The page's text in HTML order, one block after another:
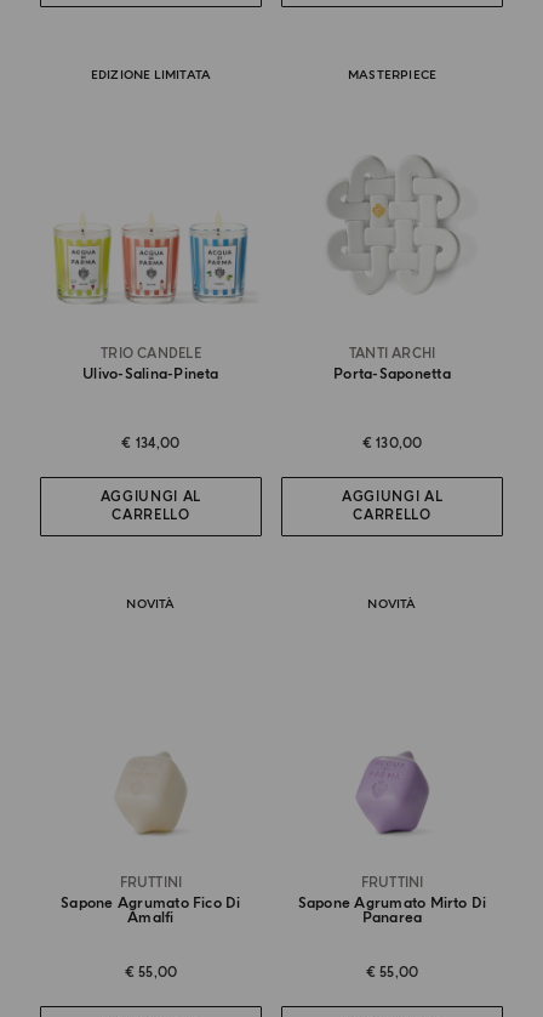
EDIZIONE LIMITATA
TRIO CANDELE
Ulivo-Salina-Pineta
€ 134,00
AGGIUNGI AL
CARRELLO
MASTERPIECE
TANTI ARCHI
Porta-Saponetta
€ 130,00
AGGIUNGI AL
CARRELLO
NOVITÀ
FRUTTINI
Sapone Agrumato Fico Di
Amalfi
€ 55,00
NOVITÀ
FRUTTINI
Sapone Agrumato Mirto Di
Panarea
€ 55,00